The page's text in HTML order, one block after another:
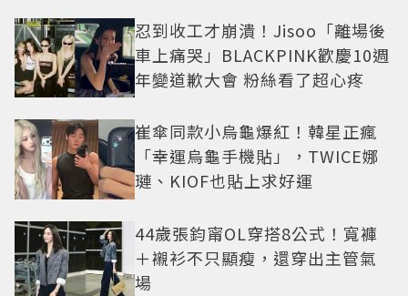
忍到收工才崩潰！Jisoo「離場後
車上痛哭」BLACKPINK歡慶10週
年變道歉大會 粉絲看了超心疼
崔傘同款小烏龜爆紅！韓星正瘋
「幸運烏龜手機貼」，TWICE娜
璉、KIOF也貼上求好運
44歲張鈞甯OL穿搭8公式！寬褲
＋襯衫不只顯瘦，還穿出主管氣
場